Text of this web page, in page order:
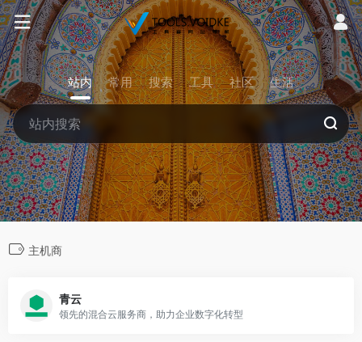
站内 常用 搜索 工具 社区 生活
主机商
青云
领先的混合云服务商，助力企业数字化转型